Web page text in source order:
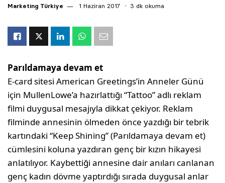
Marketing Türkiye 1 Haziran 2017 3 dk okuma
Parıldamaya devam et
E-card sitesi American Greetings’in Anneler Günü
için MullenLowe’a hazırlattığı “Tattoo” adlı reklam
filmi duygusal mesajıyla dikkat çekiyor. Reklam
filminde annesinin ölmeden önce yazdığı bir tebrik
kartındaki “Keep Shining” (Parıldamaya devam et)
cümlesini koluna yazdıran genç bir kızın hikayesi
anlatılıyor. Kaybettiği annesine dair anıları canlanan
genç kadın dövme yaptırdığı sırada duygusal anlar